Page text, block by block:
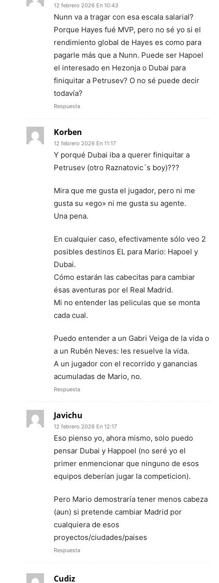
12 febrero 2026 En 10:43
Nunn va a tragar con esa escala salarial?
Porque Hayes fué MVP, pero no sé yo si el
rendimiento global de Hayes es como para
pagarle más que a Nunn. Puede ser Hapoel
el interesado en Hezonja o Dubai para
finiquitar a Petrusev? O no sé puede decir
todavía?
Respuesta
Korben
12 febrero 2026 En 11:17
Y porqué Dubai iba a querer finiquitar a
Petrusev (otro Raznatovic´s boy)???
Mira que me gusta el jugador, pero ni me
gusta su «ego» ni me gusta su agente.
Una pena.
En cualquier caso, efectivamente sólo veo 2
posibles destinos EL para Mario: Hapoel y
Dubai.
Cómo estarán las cabecitas para cambiar
ésas aventuras por el Real Madrid.
Mi no entender las peliculas que se monta
cada cual.
Puedo entender a un Gabri Veiga de la vida o
a un Rubén Neves: les resuelve la vida.
A un jugador con el recorrido y ganancias
acumuladas de Mario, no.
Respuesta
Javichu
12 febrero 2026 En 12:17
Eso pienso yo, ahora mismo, solo puedo
pensar Dubai y Happoel (no seré yo el
primer enmencionar que ninguno de esos
equipos deberían jugar la competicion).
Pero Mario demostraría tener menos cabeza
(aun) si pretende cambiar Madrid por
cualquiera de esos
proyectos/ciudades/paises
Respuesta
Cudiz